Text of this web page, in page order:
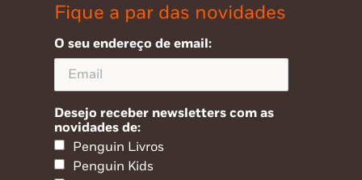
Fique a par das novidades
O seu endereço de email:
Desejo receber newsletters com as
novidades de:
Penguin Livros
Penguin Kids